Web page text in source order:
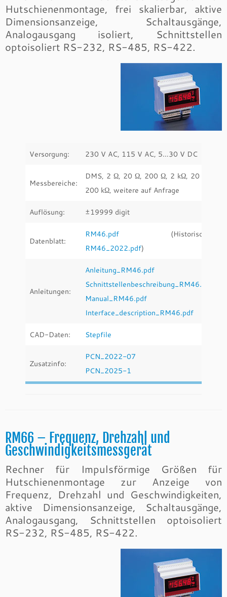
Hutschienenmontage, frei skalierbar, aktive
Dimensionsanzeige, Schaltausgänge,
Analogausgang isoliert, Schnittstellen
optoisoliert RS-232, RS-485, RS-422.
Versorgung: 230 V AC, 115 V AC, 5…30 V DC
Messbereiche:
DMS, 2 Ω, 20 Ω, 200 Ω, 2 kΩ, 20 kΩ,
200 kΩ, weitere auf Anfrage
Auflösung: ±19999 digit
Datenblatt:
RM46.pdf (Historische:
RM46_2022.pdf)
Anleitungen:
Anleitung_RM46.pdf
Schnittstellenbeschreibung_RM46.pdf
Manual_RM46.pdf
Interface_description_RM46.pdf
CAD-Daten: Stepfile
Zusatzinfo:
PCN_2022-07
PCN_2025-1
RM66 – Frequenz, Drehzahl und
Geschwindigkeitsmessgerät
Rechner für Impulsförmige Größen für
Hutschienenmontage zur Anzeige von
Frequenz, Drehzahl und Geschwindigkeiten,
aktive Dimensionsanzeige, Schaltausgänge,
Analogausgang, Schnittstellen optoisoliert
RS-232, RS-485, RS-422.